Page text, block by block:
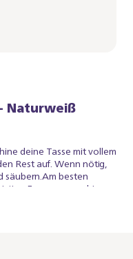
Naturweiß
deine Tasse mit vollem
Rest auf. Wenn nötig,
besten
Espressomaschinen
den schwarzgrauen